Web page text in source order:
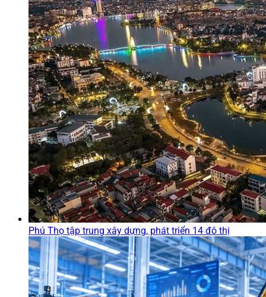
Phú Thọ tập trung xây dựng, phát triển 14 đô thị